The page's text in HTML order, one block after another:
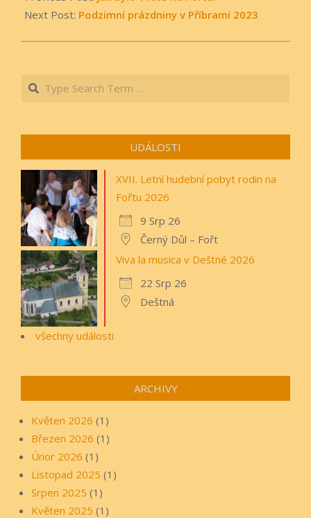
28
Next Post: Podzimní prázdniny v Příbrami 2023
Search
UDÁLOSTI
XVII. Letní hudební pobyt rodin na
Fořtu 2026
9 Srp 26
Černý Důl – Fořt
Viva la musica v Deštné 2026
22 Srp 26
Deštná
všechny události
ARCHIVY
Květen 2026 (1)
Březen 2026 (1)
Únor 2026 (1)
Listopad 2025 (1)
Srpen 2025 (1)
Květen 2025 (1)